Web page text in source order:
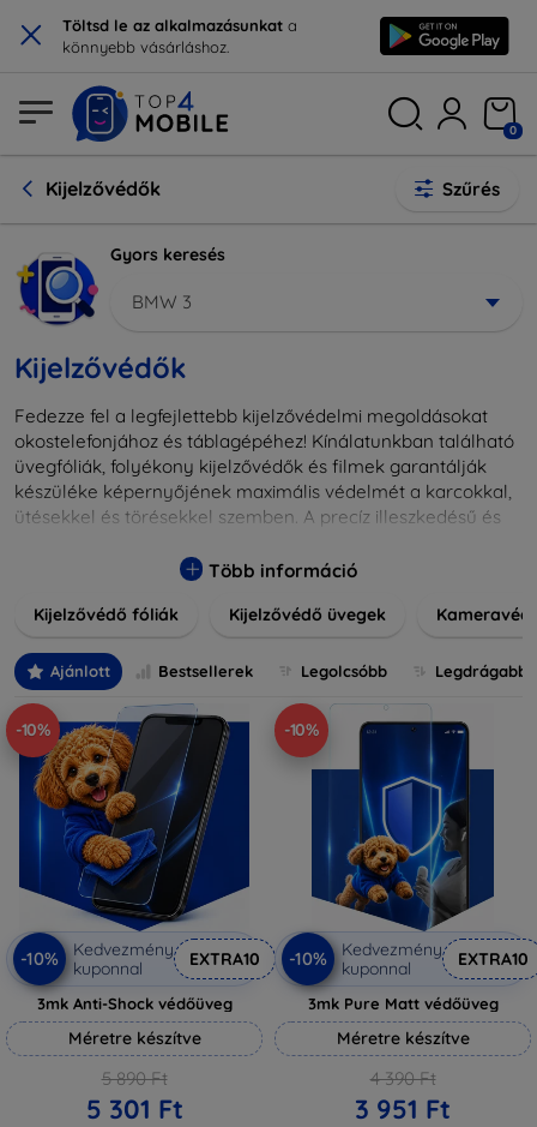
× Töltsd le az alkalmazásunkat a
könnyebb vásárláshoz.
0
Kijelzővédők Szűrés
Gyors keresés
BMW 3
Kijelzővédők
Fedezze fel a legfejlettebb kijelzővédelmi megoldásokat
okostelefonjához és táblagépéhez! Kínálatunkban található
üvegfóliák, folyékony kijelzővédők és filmek garantálják
készüléke képernyőjének maximális védelmét a karcokkal,
ütésekkel és törésekkel szemben. A precíz illeszkedésű és
hanem kristálytiszta képet is biztosítanak, megőrzi a
és stílusú kijelzővédőink közül, hogy a mindennapok során is
fedésről vagy íves kijelzővédelemről, a minőséget szem
előtt tartva kínálunk megoldásokat minden eszközre.
Több információ
Kijelzővédő fóliák Kijelzővédő üvegek
Ajánlott Bestsellerek Legolcsóbb Legdrágabb
-10%
-10%
Kedvezmény
kuponnal
EXTRA10
3mk Anti-Shock védőüveg
Méretre készítve
5 890 Ft
5 301 Ft
-10%
-10%
Kedvezmény
kuponnal
EXTRA10
3mk Pure Matt védőüveg
Méretre készítve
4 390 Ft
3 951 Ft